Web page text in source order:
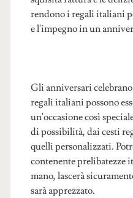
rendono i regali italiani
e l'impegno in un
Gli anniversari
regali italiani possono
un'occasione così
di possibilità, dai cesti
quelli personalizzati.
contenente prelibatezze
mano, lascerà
sarà apprezzato.